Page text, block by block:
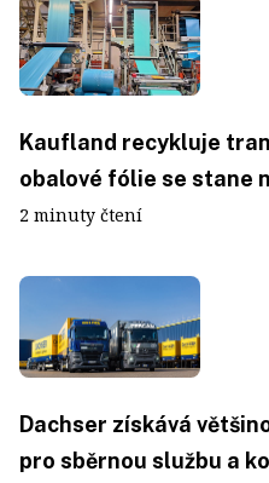
Kaufland recykluje
obalové fólie se stane
2 minuty čtení
Dachser získává
pro sběrnou službu a